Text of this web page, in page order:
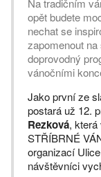
Na tradičním
opět budete
nechat se
zapomenout
doprovodný
vánočními
Jako první ze
postará už 12.
Rezková,
STŘÍBRNÉ
organizací
návštěvníci